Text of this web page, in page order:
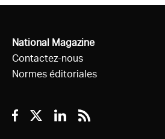
National Magazine
Contactez-nous
Normes éditoriales
Facebook
TwitterLinkedin
RSS